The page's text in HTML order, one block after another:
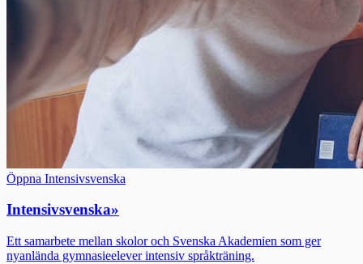
Öppna Intensivsvenska
Intensivsvenska»
Ett samarbete mellan skolor och Svenska Akademien som ger
nyanlända gymnasieelever intensiv språkträning.